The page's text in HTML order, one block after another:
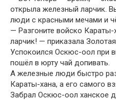
открыла железный ларчик.
люди с красными мечами и
— Разгоните войско Караты-
ларчик! — приказала
Успокоился Оскюс-оол при
пошёл в юрту чай допивать.
А железные люди быстро
Караты-хана, а его самого
Забрал Оскюс-оол ханское